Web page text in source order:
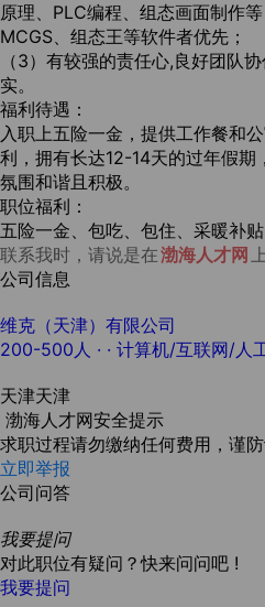
原理、PLC编程、组态画面制作
MCGS、组态王等软件者优先；
（3）有较强的责任心,良好团队
实。
福利待遇：
入职上五险一金，提供工作餐和
利，拥有长达12-14天的过年假
氛围和谐且积极。
职位福利：
五险一金、包吃、包住、采暖补
联系我时，请说是在渤海人才网
公司信息
维克（天津）有限公司
200-500人 · · 计算机/互联网/人
天津天津
渤海人才网安全提示
求职过程请勿缴纳任何费用，谨
立即举报
公司问答
我要提问
对此职位有疑问？快来问问吧 !
我要提问